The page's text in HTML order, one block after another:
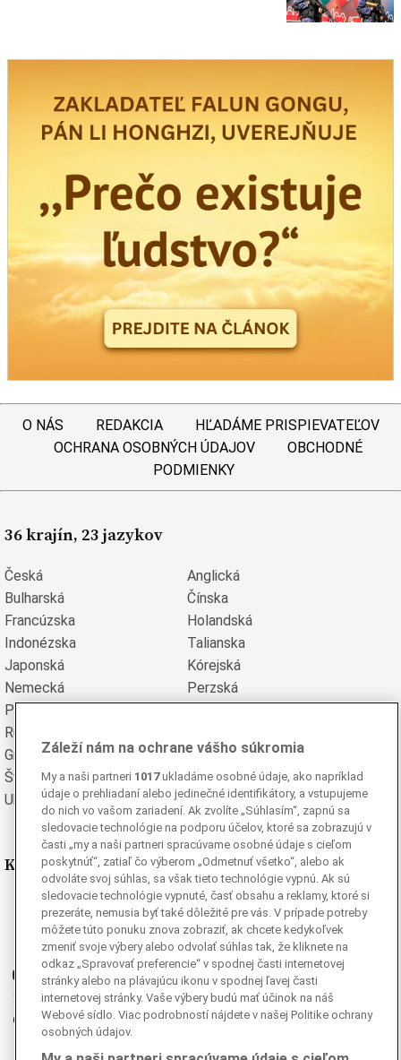
O NÁS REDAKCIA
HĽADÁME PRISPIEVATEĽOV
OCHRANA OSOBNÝCH ÚDAJOV
OBCHODNÉ
PODMIENKY
36 krajín, 23 jazykov
Česká
Anglická
Bulharská
Čínska
Francúzska
Holandská
Indonézska
Talianska
Japonská
Kórejská
Nemecká
Perzská
Poľská
Rumunská
Grécka
Španielska
Švédska
Turecká
Ukrajinská
Vietnamská
Kde nás nájdete
Facebook
Instagram
Ganjing
Youtube
Twitter
Telegram
Záleží nám na ochrane vášho súkromia
My a naši partneri 1017ukladáme osobné údaje, ako napríklad
údaje o prehliadaní alebo jedinečné identifikátory, a vstupujeme
do nich vo vašom zariadení. Ak zvolíte „Súhlasím“, zapnú sa
sledovacie technológie na podporu účelov, ktoré sa zobrazujú v
časti „my a naši partneri spracúvame osobné údaje s cieľom
poskytnúť“, zatiaľ čo výberom „Odmetnuť všetko“, alebo ak
odvoláte svoj súhlas, sa však tieto technológie vypnú. Ak sú
sledovacie technológie vypnuté, časť obsahu a reklamy, ktoré si
prezeráte, nemusia byť také dôležité pre vás. V prípade potreby
môžete túto ponuku znova zobraziť, ak chcete kedykoľvek
zmeniť svoje výbery alebo odvolať súhlas tak, že kliknete na
odkaz „Spravovať preferencie“ v spodnej časti internetovej
stránky alebo na plávajúcu ikonu v spodnej ľavej časti
internetovej stránky. Vaše výbery budú mať účinok na náš
Webové sídlo. Viac podrobností nájdete v našej Politike ochrany
osobných údajov.